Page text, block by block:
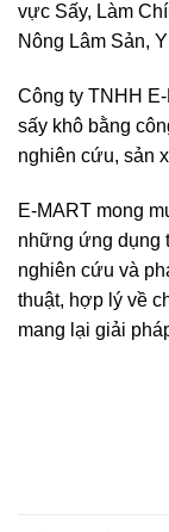
vực Sấy, Làm
Nông Lâm Sản,
Công ty TNHH
sấy khô bằng
nghiên cứu, sản
E-MART mong
những ứng dụng
nghiên cứu và
thuật, hợp lý về
mang lại giải